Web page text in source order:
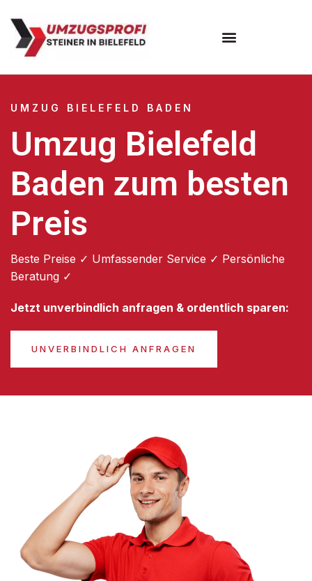
UMZUG BIELEFELD BADEN
Umzug Bielefeld
Baden zum besten
Preis
Beste Preise ✓ Umfassender Service ✓ Persönliche
Beratung ✓
Jetzt unverbindlich anfragen & ordentlich sparen:
UNVERBINDLICH ANFRAGEN